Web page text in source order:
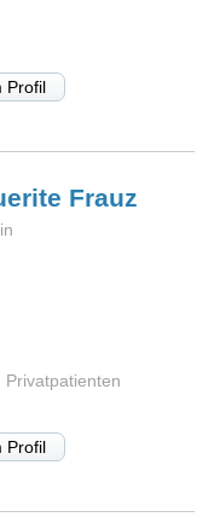
Profil
Frauz
Privatpatienten
Profil